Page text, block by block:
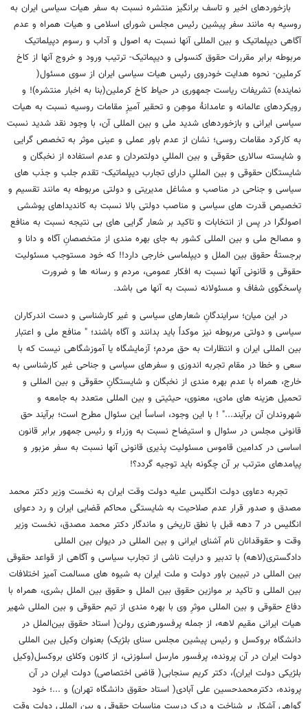
بازخوردهای اخیر و تاسف برانگیز منتشره نسبت به سفر هیات سیاسی ایران به
روسیه به مانند سفر پیشین رئیس مجلس شورای اسلامی و هیات همراه و عدم
آگاهی دیپلماتیک و بین المللی آنها نسبت به اصول و آداب و رسوم دپیلماتیک
مربوطه برابر مقررات حقوق کنسولی و دیپماتیک- ترتیب ورود و خروج آنها از کاخ
کرملین- نحوه هدایت خودروی رئیس هیات سیاسی ایران از سوی مسئول(
نماینده) تشریفات ریاست جمهوری در حیاط کاخ کرملین(بنا به اخبار منتشره)! و
رویکردهای عالمانه و عامدانۀ موهِن و تحقیر آمیزِ مقامات روسیه نسبت به هیات
سیاسی ایرانی و بازخوردهای شدید ملی و بین المللی آن، با وجود نقد شدید نسبت
به کارکرد مقامات روسی؛ نشان از عدم باور عملی و عینی موثر به تخصص گرایی
و شایسته سالاری حقوقی و بین المللیِ دولتمردان و عدم استفاده از نخبگان و
شایستگان حقوقی و بین المللیِ دارای تجارب دیپلماتیک- تقدم جلب و جذب های
سیاسی و جناحی در مناصب و مشاغل مدیریتی و دولتی مربوطه به مانند تقسیم و
تخصیص قدرت های سیاسی و مناصب دولتی بالا نسبت به کاندیداهای پوششی
اصولگرا در پس از انتخابات و تاکید بر شعار گرایی های بی نتیجه نسبت به منافع
و مصالح ملی و بین المللی کشور به جای بهره مندی از متخصصانِ آگاه و دانا و
برجستۀ حقوق بین الملل و دیپلماسی خارجی دارد!! که خود مستوجب مسئولیت
حقوقی و قانونی آنها نسبت به افکار عمومی، مردم و رسانه ها و ضرورت
پاسخگوی شفاف و مسئولانه نسبت به آنها می باشد.
در این میان؛ سرایندگانِ شعارهای سیاسی و غیر کارشناسی و دست اندرکاران
سیاسی و دولتی مربوطه نیز موکداً باید بدانند و آگاه باشند؛ " منافع ملی و اعتبار
بین المللی ایران و انتظارات به حق مردم؛ آزمایشگاه یا آموزشگاهی نیست که با
سعی و خطا در مقام تجربه اندوزی و سفرهای سیاسی و جناحی غیر کارشناسی به
خارج، همراه با عدم بهره مندی از نخبگان و شایستگانِ حقوقی و بین المللی و
تحمیل هزینه های مادی، معنوی، حیثیتی و بین المللی متعدد به جامعه و
شهروندان آن برآیند..." ! با این وجود، اساساً این سئوال مطرح است؛ برآیند حق
قانونی مجلس در سئوال و استیضاح نسبت به وزراء و رئیس جمهور برابر قانون
اساسی در کدامین قاموس مسئولیت پذیری قانونی آنها نسبت به سفر مزبور و
پیامدهای مترتب بر آن چگونه باید توجیه گردد؟!
تجربه دعاوی دولت انگلیس علیه دولت وقت ایران به نخست وزیر دکتر محمد
مصدق و صدور قرار عدم صلاحیت به شایستگی محاکم قضایی ایران و رد دعوای
انگلیس در 7 دهه قبل با نطق تاریخی و ماندگار دکتر محمد مصدق، نخست وزیر
وقت و حقوقدانان نام آشنای ایرانی و بین المللی در دیوان بین المللی
دادگستری(لاهه) با تدبیر و درایت ناشی از تجارب سیاسی و آگاهی از قواعد حقوقی
بین المللی در تبیین باور دولت و ملت ایران به شیوه های مسالمت آمیز اختلافات
بین المللی و تاکید بر موازین حقوق بین الملل و حقوق بین الملل بشری، همراه با
دفاع حقوقی و بین المللی موثرِ وی با بهره مندی از تیم حقوقی و بین المللی شهیر
هیات ایرانی مقیم لاهه، از جمله پرفسورهنری رولن( استاد حقوق بین‌الملل در
دانشگاه بروکسل و رئیس پیشین مجلس سنای بلژیک) بعنوان وکیل بین المللی
دولت ایران در آن پرونده، پرفسور مارسل اسلوزنی، از کانون وکلای بروکسل(وکیل
بلژیکی دولت ایران)، دکتر کریم سنجابی( قاضی اختصاصی) دولت ایران در آن
پرونده، دکترمحمدحسین علی آبادی( استاد حقوق دانشگاه تهران) و ...؛ خود
گواهی آشکار بر شناخت و درک درست مناسبات حقوقی و بین المللی دولت وقت